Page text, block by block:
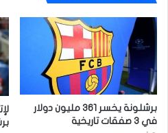
برشلونة يخسر 361 مليون دولار
في 3 صفقات تاريخية